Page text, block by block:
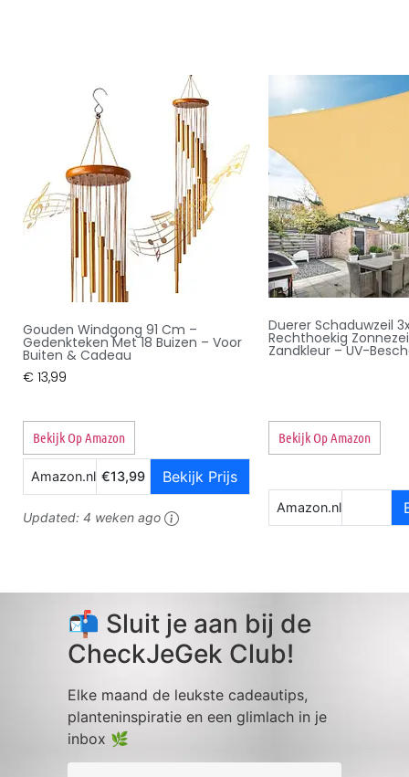
Gouden Windgong 91 Cm –
Gedenkteken Met 18 Buizen – Voor
Buiten & Cadeau
€ 13,99
Bekijk Op Amazon
Amazon.nl €13,99 Bekijk Prijs
Updated: 4 weken ago
Duerer Schaduwzeil
Rechthoekig
Zandkleur – UV-
Bekijk Op Amazon
Amazon.nl
📬 Sluit je aan bij de
CheckJeGek Club!
Elke maand de leukste cadeautips,
planteninspiratie en een glimlach in je
inbox 🌿